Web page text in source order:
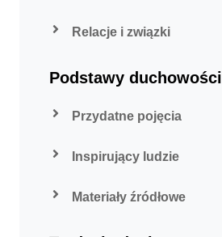
Relacje i związki
Podstawy duchowości
Przydatne pojęcia
Inspirujący ludzie
Materiały źródłowe